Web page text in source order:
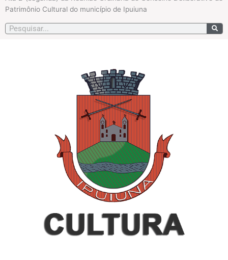
f
Patrimônio Cultural do município de Ipuiuna
Pesquisar